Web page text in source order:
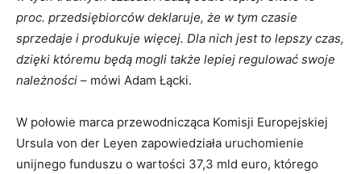
proc. przedsiębiorców deklaruje, że w tym czasie
sprzedaje i produkuje więcej. Dla nich jest to lepszy czas,
dzięki któremu będą mogli także lepiej regulować swoje
należności – mówi Adam Łącki.
W połowie marca przewodnicząca Komisji Europejskiej
Ursula von der Leyen zapowiedziała uruchomienie
unijnego funduszu o wartości 37,3 mld euro, którego